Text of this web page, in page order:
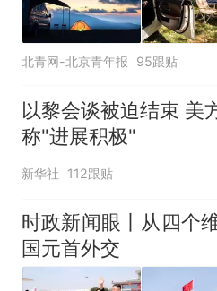
北青网-北京青年报 95跟贴
以黎会谈被迫结束 美
称"进展积极"
新华社 112跟贴
时政新闻眼丨从四个
国元首外交